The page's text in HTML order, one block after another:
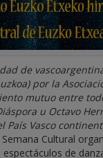
de
por la
mutuo entre
u Octavo
Vasco
Cultural
de